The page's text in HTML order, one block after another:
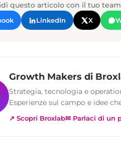
questo articolo con il tuo team
LinkedIn X
Growth Makers di
Strategia, tecnologia e
Esperienze sul campo e idee
↗ Scopri Broxlab✉ Parlaci di un